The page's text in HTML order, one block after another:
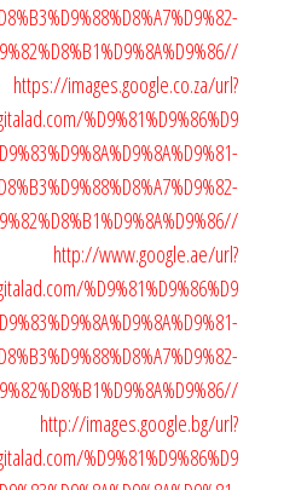
https://images.google.co.za/url?
%D9%81%D9%86%D9
http://www.google.ae/url?
%D9%81%D9%86%D9
http://images.google.bg/url?
%D9%81%D9%86%D9